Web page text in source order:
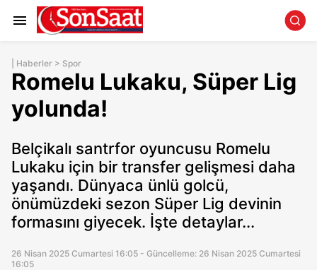
Haberler > Spor
Romelu Lukaku, Süper Lig
yolunda!
Belçikalı santrfor oyuncusu Romelu
Lukaku için bir transfer gelişmesi daha
yaşandı. Dünyaca ünlü golcü,
önümüzdeki sezon Süper Lig devinin
formasını giyecek. İşte detaylar...
26 Nisan 2025 Cumartesi 16:05 - Güncelleme: 26 Nisan 2025 Cumartesi
16:05